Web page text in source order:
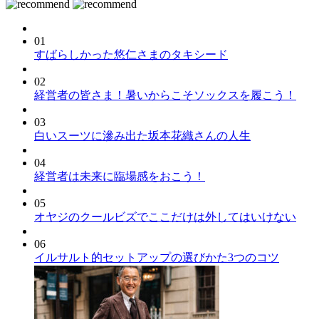
01
すばらしかった悠仁さまのタキシード
02
経営者の皆さま！暑いからこそソックスを履こう！
03
白いスーツに滲み出た坂本花織さんの人生
04
経営者は未来に臨場感をおこう！
05
オヤジのクールビズでここだけは外してはいけない
06
イルサルト的セットアップの選びかた3つのコツ